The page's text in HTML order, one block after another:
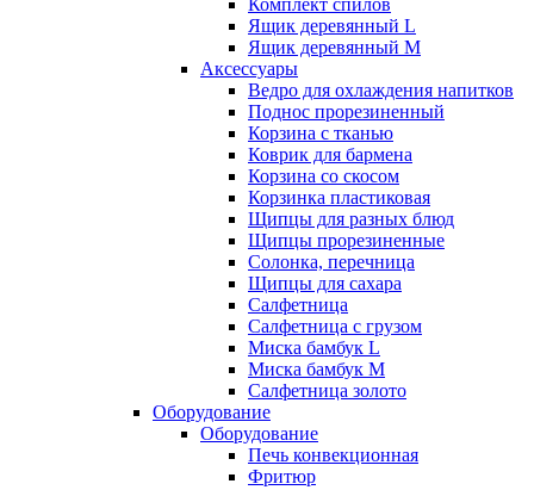
Комплект спилов
Ящик деревянный L
Ящик деревянный M
Аксессуары
Ведро для охлаждения напитков
Поднос прорезиненный
Корзина с тканью
Коврик для бармена
Корзина со скосом
Корзинка пластиковая
Щипцы для разных блюд
Щипцы прорезиненные
Солонка, перечница
Щипцы для сахара
Салфетница
Салфетница с грузом
Миска бамбук L
Миска бамбук M
Салфетница золото
Оборудование
Оборудование
Печь конвекционная
Фритюр